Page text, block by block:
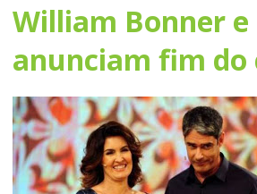
William Bonner
anunciam fim do